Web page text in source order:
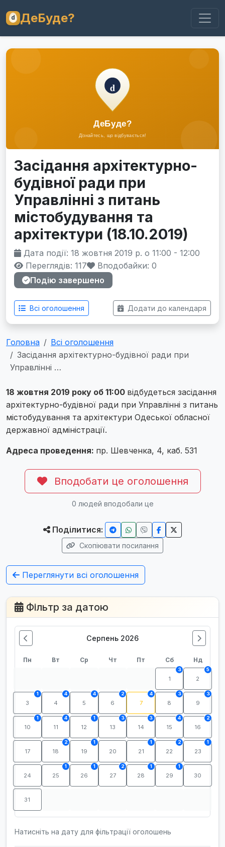
ДеБуде?
Засідання архітектурно-
будівної ради при
Управлінні з питань
містобудування та
архітектури (18.10.2019)
Дата події: 18 жовтня 2019 р. о 11:00 - 12:00
Переглядів: 117
Вподобайки: 0
Подію завершено
Всі оголошення Додати до календаря
Головна
Всі оголошення
Засідання архітектурно-будівної ради при
Управлінні …
18 жовтня 2019 року об 11:00 відбудеться засідання
архітектурно-будівної ради при Управлінні з питань
містобудування та архітектури Одеської обласної
державної адміністрації.
Адреса проведення: пр. Шевченка, 4, каб. 531
Вподобати це оголошення
0 людей вподобали це
Поділитися:
Скопіювати посилання
Переглянути всі оголошення
Фільтр за датою
Серпень 2026
Пн Вт Ср Чт Пт Сб Нд
1
3
2
5
3
1
4
4
5
4
6
2
7
4
8
3
9
3
10
1
11
4
12
1
13
3
14
3
15
4
16
2
17 18
2
19
1
20 21
1
22
2
23
1
24 25
1
26
1
27
2
28
1
29
1
30
31
Натисніть на дату для фільтрації оголошень